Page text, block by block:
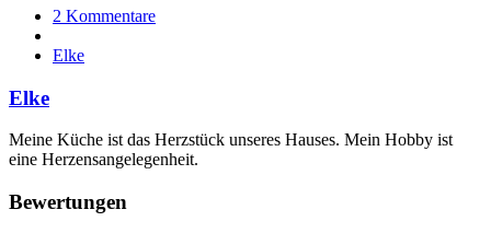
2 Kommentare
Elke
Elke
Meine Küche ist das Herzstück unseres Hauses. Mein Hobby ist
eine Herzensangelegenheit.
Bewertungen